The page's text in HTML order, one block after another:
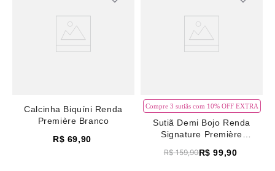
Calcinha Biquíni Renda
Première Branco
R$ 69,90
Compre 3 sutiãs com 10% OFF EXTRA
Sutiã Demi Bojo Renda
Signature Première
R$ 159,90R$ 99,90